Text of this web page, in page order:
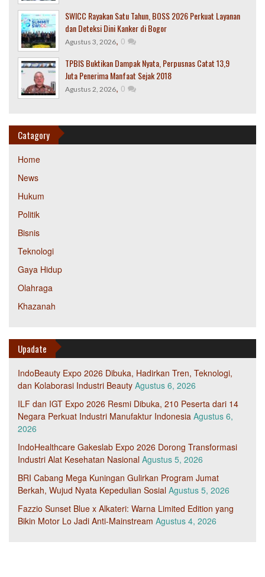
SWICC Rayakan Satu Tahun, BOSS 2026 Perkuat Layanan
dan Deteksi Dini Kanker di Bogor
Agustus 3, 2026, 0
TPBIS Buktikan Dampak Nyata, Perpusnas Catat 13,9
Juta Penerima Manfaat Sejak 2018
Agustus 2, 2026, 0
Catagory
Home
News
Hukum
Politik
Bisnis
Teknologi
Gaya Hidup
Olahraga
Khazanah
Upadate
IndoBeauty Expo 2026 Dibuka, Hadirkan Tren, Teknologi,
dan Kolaborasi Industri Beauty Agustus 6, 2026
ILF dan IGT Expo 2026 Resmi Dibuka, 210 Peserta dari 14
Negara Perkuat Industri Manufaktur Indonesia Agustus 6,
2026
IndoHealthcare Gakeslab Expo 2026 Dorong Transformasi
Industri Alat Kesehatan Nasional Agustus 5, 2026
BRI Cabang Mega Kuningan Gulirkan Program Jumat
Berkah, Wujud Nyata Kepedulian Sosial Agustus 5, 2026
Fazzio Sunset Blue x Alkateri: Warna Limited Edition yang
Bikin Motor Lo Jadi Anti-Mainstream Agustus 4, 2026